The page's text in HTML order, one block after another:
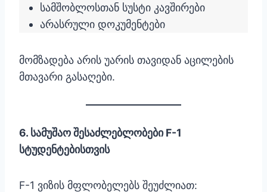
სამშობლოსთან სუსტი კავშირები
არასრული დოკუმენტები
მომზადება არის უარის თავიდან აცილების
მთავარი გასაღები.
6. სამუშაო შესაძლებლობები F-1
სტუდენტებისთვის
F-1 ვიზის მფლობელებს შეუძლიათ: